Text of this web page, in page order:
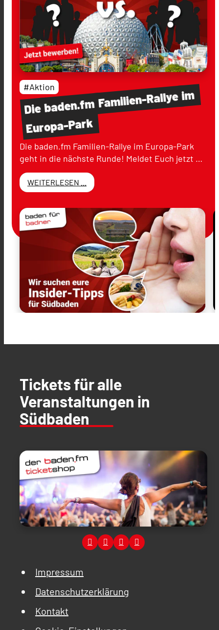
Diebaden.fmFamilien-Rallyeim
Europa-Park
#Aktion
Die baden.fm Familien-Rallye im Europa-Park
geht in die nächste Runde! Meldet Euch jetzt …
WEITERLESEN ...
Tickets für alle
Veranstaltungen in
Südbaden
Impressum
Datenschutzerklärung
Kontakt